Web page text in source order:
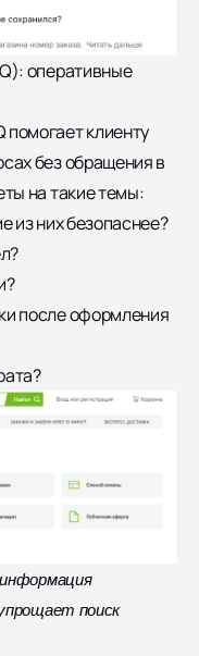
оперативные
клиенту
без обращения в
на такие темы:
из них безопаснее?
после оформления
поиск